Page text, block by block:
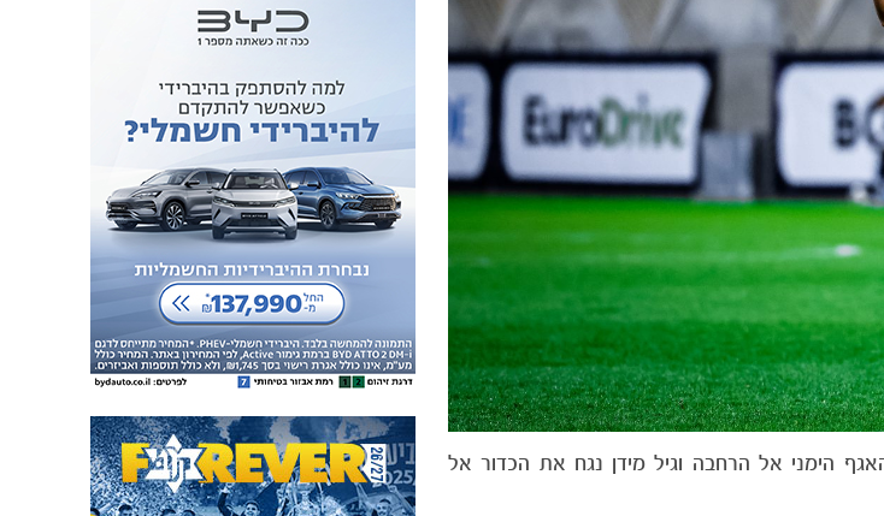
הרים את הכדור מהאגף הימני אל הרחבה וגיל מידן נגח את הכדור אל